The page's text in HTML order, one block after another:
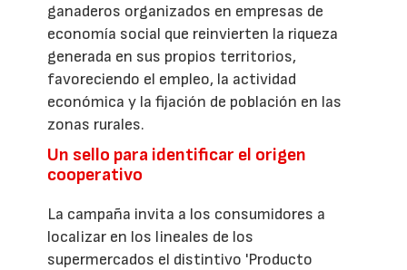
ganaderos organizados en empresas de
economía social que reinvierten la riqueza
generada en sus propios territorios,
favoreciendo el empleo, la actividad
económica y la fijación de población en las
zonas rurales.
Un sello para identificar el origen
cooperativo
La campaña invita a los consumidores a
localizar en los lineales de los
supermercados el distintivo 'Producto